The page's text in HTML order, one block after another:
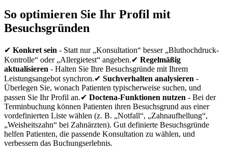
So optimieren Sie Ihr Profil mit
Besuchsgründen
✔ Konkret sein - Statt nur „Konsultation“ besser „Bluthochdruck-
Kontrolle“ oder „Allergietest“ angeben.✔ Regelmäßig
aktualisieren - Halten Sie Ihre Besuchsgründe mit Ihrem
Leistungsangebot synchron.✔ Suchverhalten analysieren -
Überlegen Sie, wonach Patienten typischerweise suchen, und
passen Sie Ihr Profil an.✔ Doctena-Funktionen nutzen - Bei der
Terminbuchung können Patienten ihren Besuchsgrund aus einer
vordefinierten Liste wählen (z. B. „Notfall“, „Zahnaufhellung“,
„Weisheitszahn“ bei Zahnärzten). Gut definierte Besuchsgründe
helfen Patienten, die passende Konsultation zu wählen, und
verbessern das Buchungserlebnis.